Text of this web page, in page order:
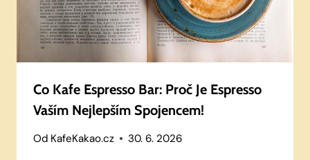
Co Kafe Espresso Bar: Proč Je Espresso
Vaším Nejlepším Spojencem!
Od KafeKakao.cz 30. 6. 2026